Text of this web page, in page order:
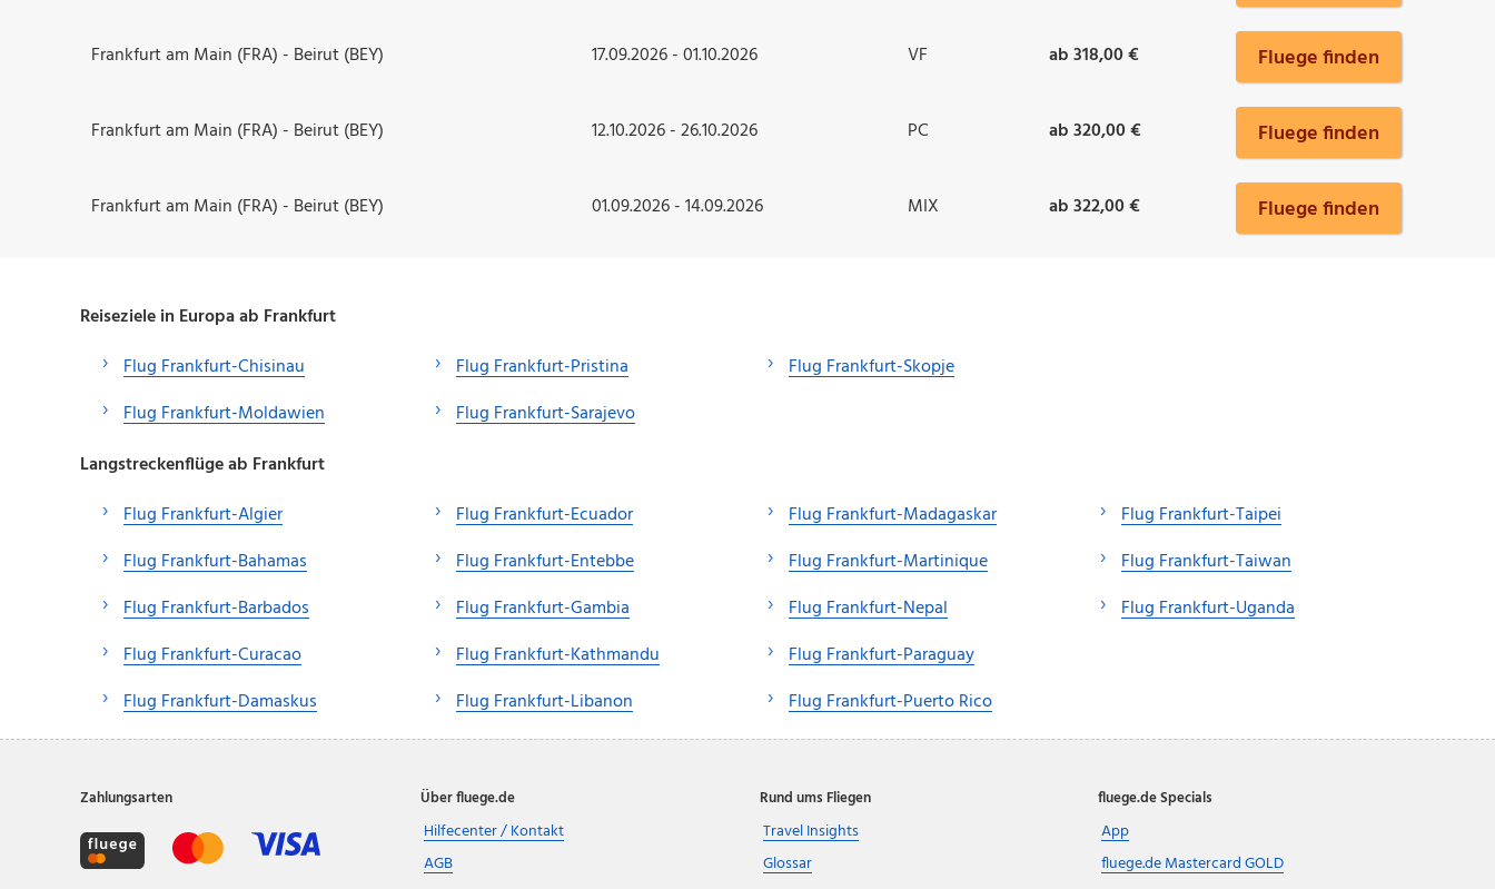
Frankfurt am Main (FRA) - Beirut (BEY) 17.09.2026 - 01.10.2026 VF ab 318,00 € Fluege finden
Frankfurt am Main (FRA) - Beirut (BEY) 12.10.2026 - 26.10.2026 PC ab 320,00 € Fluege finden
Frankfurt am Main (FRA) - Beirut (BEY) 01.09.2026 - 14.09.2026 MIX ab 322,00 € Fluege finden
Reiseziele in Europa ab Frankfurt
Flug Frankfurt-Chisinau
Flug Frankfurt-Moldawien
Flug Frankfurt-Pristina
Flug Frankfurt-Sarajevo
Flug Frankfurt-Skopje
Langstreckenflüge ab Frankfurt
Flug Frankfurt-Algier
Flug Frankfurt-Bahamas
Flug Frankfurt-Barbados
Flug Frankfurt-Curacao
Flug Frankfurt-Damaskus
Flug Frankfurt-Ecuador
Flug Frankfurt-Entebbe
Flug Frankfurt-Gambia
Flug Frankfurt-Kathmandu
Flug Frankfurt-Libanon
Flug Frankfurt-Madagaskar
Flug Frankfurt-Martinique
Flug Frankfurt-Nepal
Flug Frankfurt-Paraguay
Flug Frankfurt-Puerto Rico
Flug Frankfurt-Taipei
Flug Frankfurt-Taiwan
Flug Frankfurt-Uganda